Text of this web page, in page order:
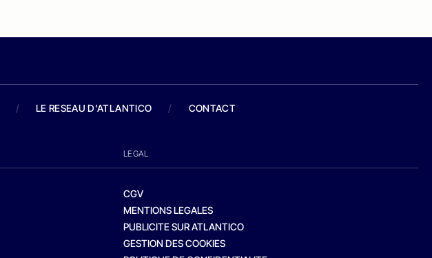
/ LE RESEAU D'ATLANTICO / CONTACT
LEGAL
CGV
MENTIONS LEGALES
PUBLICITE SUR ATLANTICO
GESTION DES COOKIES